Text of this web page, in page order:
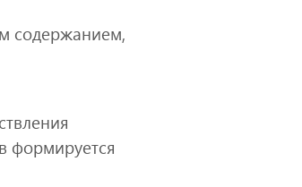
содержанием,
формируется